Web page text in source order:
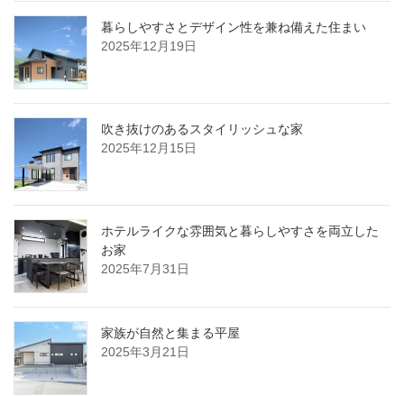
暮らしやすさとデザイン性を兼ね備えた住まい
2025年12月19日
吹き抜けのあるスタイリッシュな家
2025年12月15日
ホテルライクな雰囲気と暮らしやすさを両立した
お家
2025年7月31日
家族が自然と集まる平屋
2025年3月21日